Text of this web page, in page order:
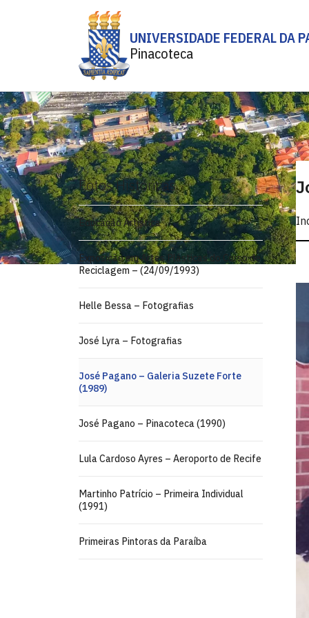
UNIVERSIDADE FEDERAL DA
Pinacoteca
Fotos Históricas
Educação Artística
Exposição em Artes Plásticas do Curso de
Reciclagem – (24/09/1993)
Helle Bessa – Fotografias
José Lyra – Fotografias
José Pagano – Galeria Suzete Forte
(1989)
José Pagano – Pinacoteca (1990)
Lula Cardoso Ayres – Aeroporto de Recife
Martinho Patrício – Primeira Individual
(1991)
Primeiras Pintoras da Paraíba